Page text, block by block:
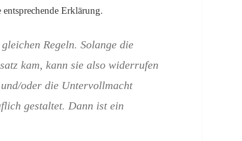
Erklärung.
Regeln. Solange die
kam, kann sie also widerrufen
oder die Untervollmacht
gestaltet. Dann ist ein